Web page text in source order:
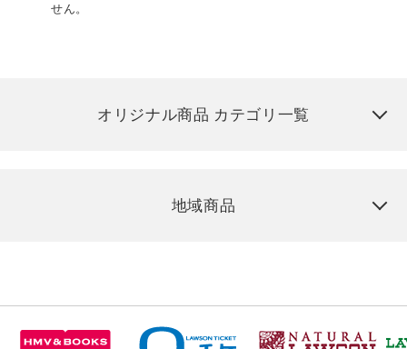
せん。
オリジナル商品 カテゴリ一覧
地域商品